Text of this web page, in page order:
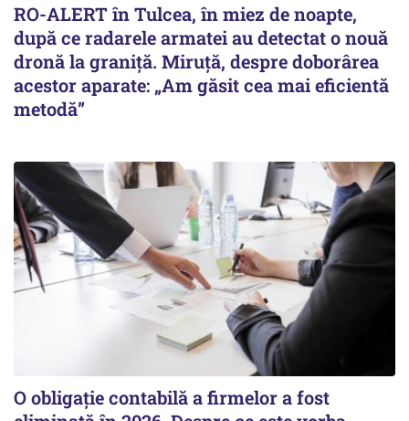
RO-ALERT în Tulcea, în miez de noapte,
după ce radarele armatei au detectat o nouă
dronă la graniță. Miruță, despre doborârea
acestor aparate: „Am găsit cea mai eficientă
metodă”
O obligație contabilă a firmelor a fost